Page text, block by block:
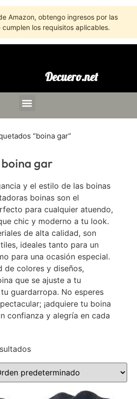
Amazon, obtengo ingresos por las
los requisitos aplicables.
Decuero.net
“boina gar”
boina gar
y el estilo de las boinas
boinas son el
para cualquier atuendo,
chic y moderno a tu look.
de alta calidad, son
ideales tanto para un
para una ocasión especial.
de colores y diseños,
que se ajuste a tu
guardarropa. No esperes
¡adquiere tu boina
confianza y alegría en cada